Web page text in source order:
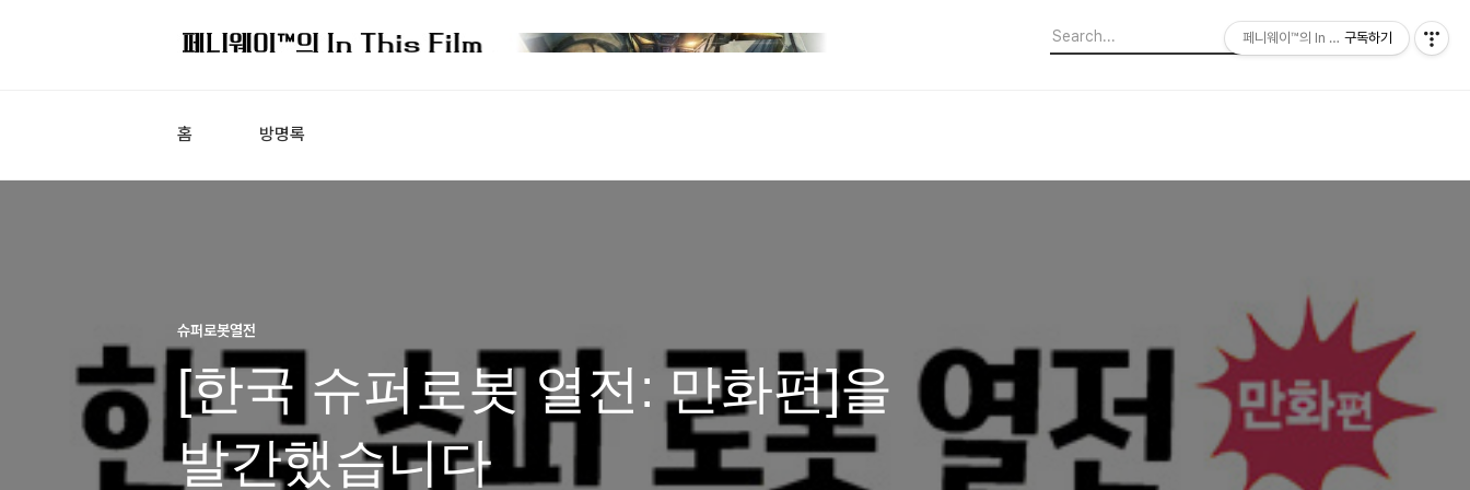
홈 방명록
슈퍼로봇열전
[한국 슈퍼로봇 열전: 만화편]을
발간했습니다
페니웨이™의 In This Film
구독하기